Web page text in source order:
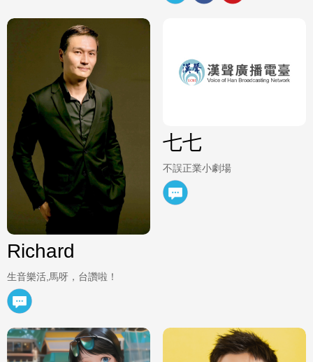
Richard
生音樂活,馬呀，台讚啦！
七七
不誤正業小劇場